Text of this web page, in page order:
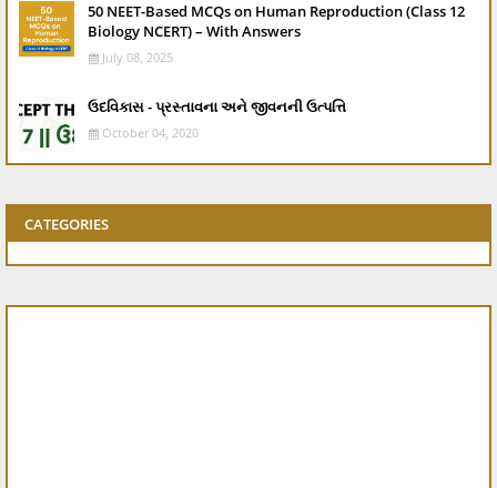
50 NEET-Based MCQs on Human Reproduction (Class 12
Biology NCERT) – With Answers
July 08, 2025
ઉદવિકાસ - પ્રસ્તાવના અને જીવનની ઉત્પત્તિ
October 04, 2020
CATEGORIES